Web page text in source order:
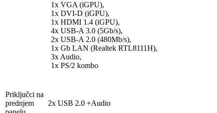
1x VGA (iGPU),
1x DVI-D (iGPU),
1x HDMI 1.4 (iGPU),
4x USB-A 3.0 (5Gb/​s),
2x USB-A 2.0 (480Mb/​s),
1x Gb LAN (Realtek RTL8111H),
3x Audio,
1x PS/​2 kombo
Priključci na
prednjem
2x USB 2.0 +Audio